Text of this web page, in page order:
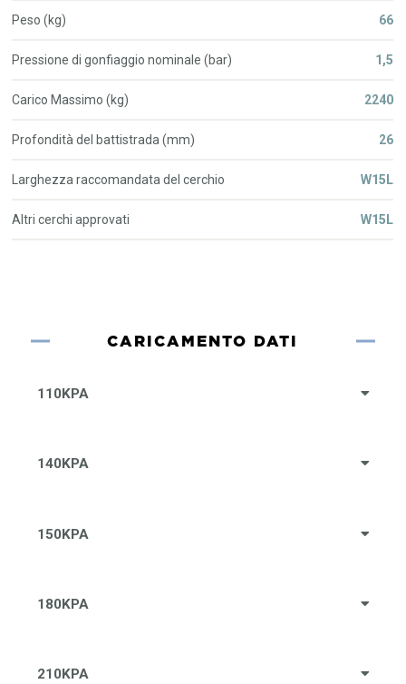
Peso (kg) 66
Pressione di gonfiaggio nominale (bar) 1,5
Carico Massimo (kg) 2240
Profondità del battistrada (mm) 26
Larghezza raccomandata del cerchio W15L
Altri cerchi approvati W15L
CARICAMENTO DATI
110KPA
140KPA
150KPA
180KPA
210KPA